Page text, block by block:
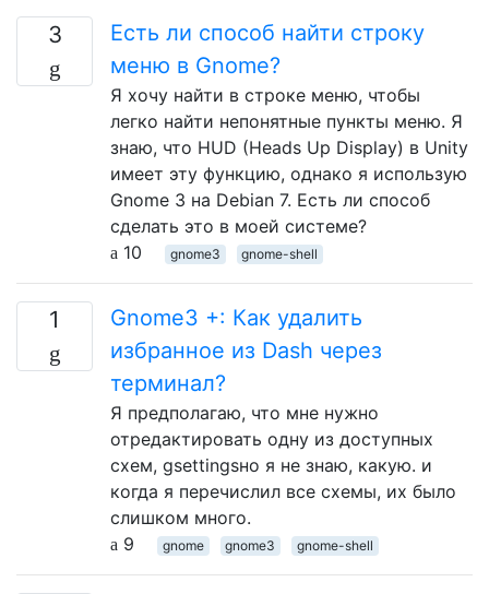
3
Есть ли способ найти строку
меню в Gnome?
Я хочу найти в строке меню, чтобы
легко найти непонятные пункты меню. Я
знаю, что HUD (Heads Up Display) в Unity
имеет эту функцию, однако я использую
Gnome 3 на Debian 7. Есть ли способ
сделать это в моей системе?
10
gnome3 gnome-shell
1
Gnome3 +: Как удалить
избранное из Dash через
терминал?
Я предполагаю, что мне нужно
отредактировать одну из доступных
схем, gsettingsно я не знаю, какую. и
когда я перечислил все схемы, их было
слишком много.
9
gnome gnome3 gnome-shell